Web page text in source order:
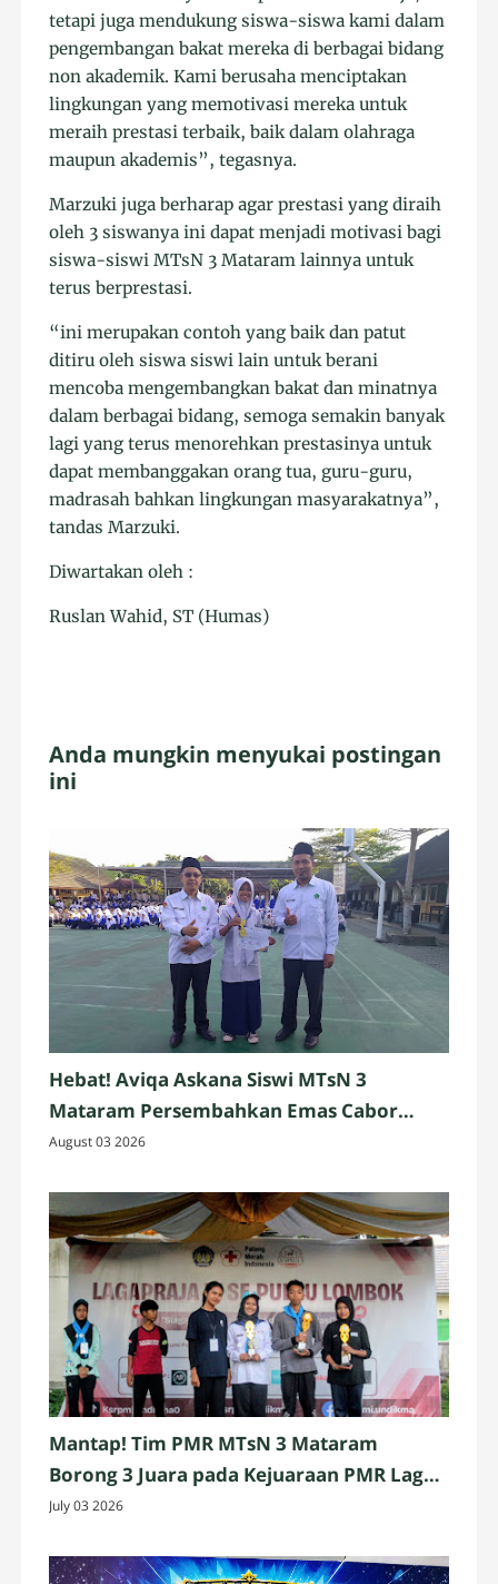
tetapi juga mendukung siswa-siswa kami dalam
pengembangan bakat mereka di berbagai bidang
non akademik. Kami berusaha menciptakan
lingkungan yang memotivasi mereka untuk
meraih prestasi terbaik, baik dalam olahraga
maupun akademis”, tegasnya.
Marzuki juga berharap agar prestasi yang diraih
oleh 3 siswanya ini dapat menjadi motivasi bagi
siswa-siswi MTsN 3 Mataram lainnya untuk
terus berprestasi.
“ini merupakan contoh yang baik dan patut
ditiru oleh siswa siswi lain untuk berani
mencoba mengembangkan bakat dan minatnya
dalam berbagai bidang, semoga semakin banyak
lagi yang terus menorehkan prestasinya untuk
dapat membanggakan orang tua, guru-guru,
madrasah bahkan lingkungan masyarakatnya”,
tandas Marzuki.
Diwartakan oleh :
Ruslan Wahid, ST (Humas)
Anda mungkin menyukai postingan
ini
Hebat! Aviqa Askana Siswi MTsN 3
Mataram Persembahkan Emas Cabor
Pencak Silat
August 03 2026
Mantap! Tim PMR MTsN 3 Mataram
Borong 3 Juara pada Kejuaraan PMR Laga
Praja IV 2026 Se-Pulau Lombok
July 03 2026